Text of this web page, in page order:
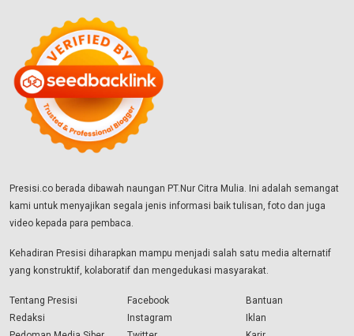
Presisi.co berada dibawah naungan PT.Nur Citra Mulia. Ini adalah semangat
kami untuk menyajikan segala jenis informasi baik tulisan, foto dan juga
video kepada para pembaca.
Kehadiran Presisi diharapkan mampu menjadi salah satu media alternatif
yang konstruktif, kolaboratif dan mengedukasi masyarakat.
Tentang Presisi
Redaksi
Facebook
Instagram
Bantuan
Iklan